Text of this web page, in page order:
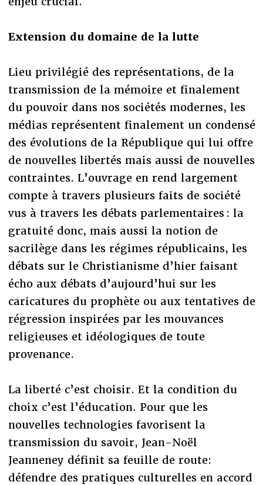
Extension du domaine de la lutte
Lieu privilégié des représentations, de la
transmission de la mémoire et finalement
du pouvoir dans nos sociétés modernes, les
médias représentent finalement un condensé
des évolutions de la République qui lui offre
de nouvelles libertés mais aussi de nouvelles
contraintes. L’ouvrage en rend largement
compte à travers plusieurs faits de société
vus à travers les débats parlementaires : la
gratuité donc, mais aussi la notion de
sacrilège dans les régimes républicains, les
débats sur le Christianisme d’hier faisant
écho aux débats d’aujourd’hui sur les
caricatures du prophète ou aux tentatives de
régression inspirées par les mouvances
religieuses et idéologiques de toute
provenance.
La liberté c’est choisir. Et la condition du
choix c’est l’éducation. Pour que les
nouvelles technologies favorisent la
transmission du savoir, Jean-Noël
Jeanneney définit sa feuille de route:
défendre des pratiques culturelles en accord